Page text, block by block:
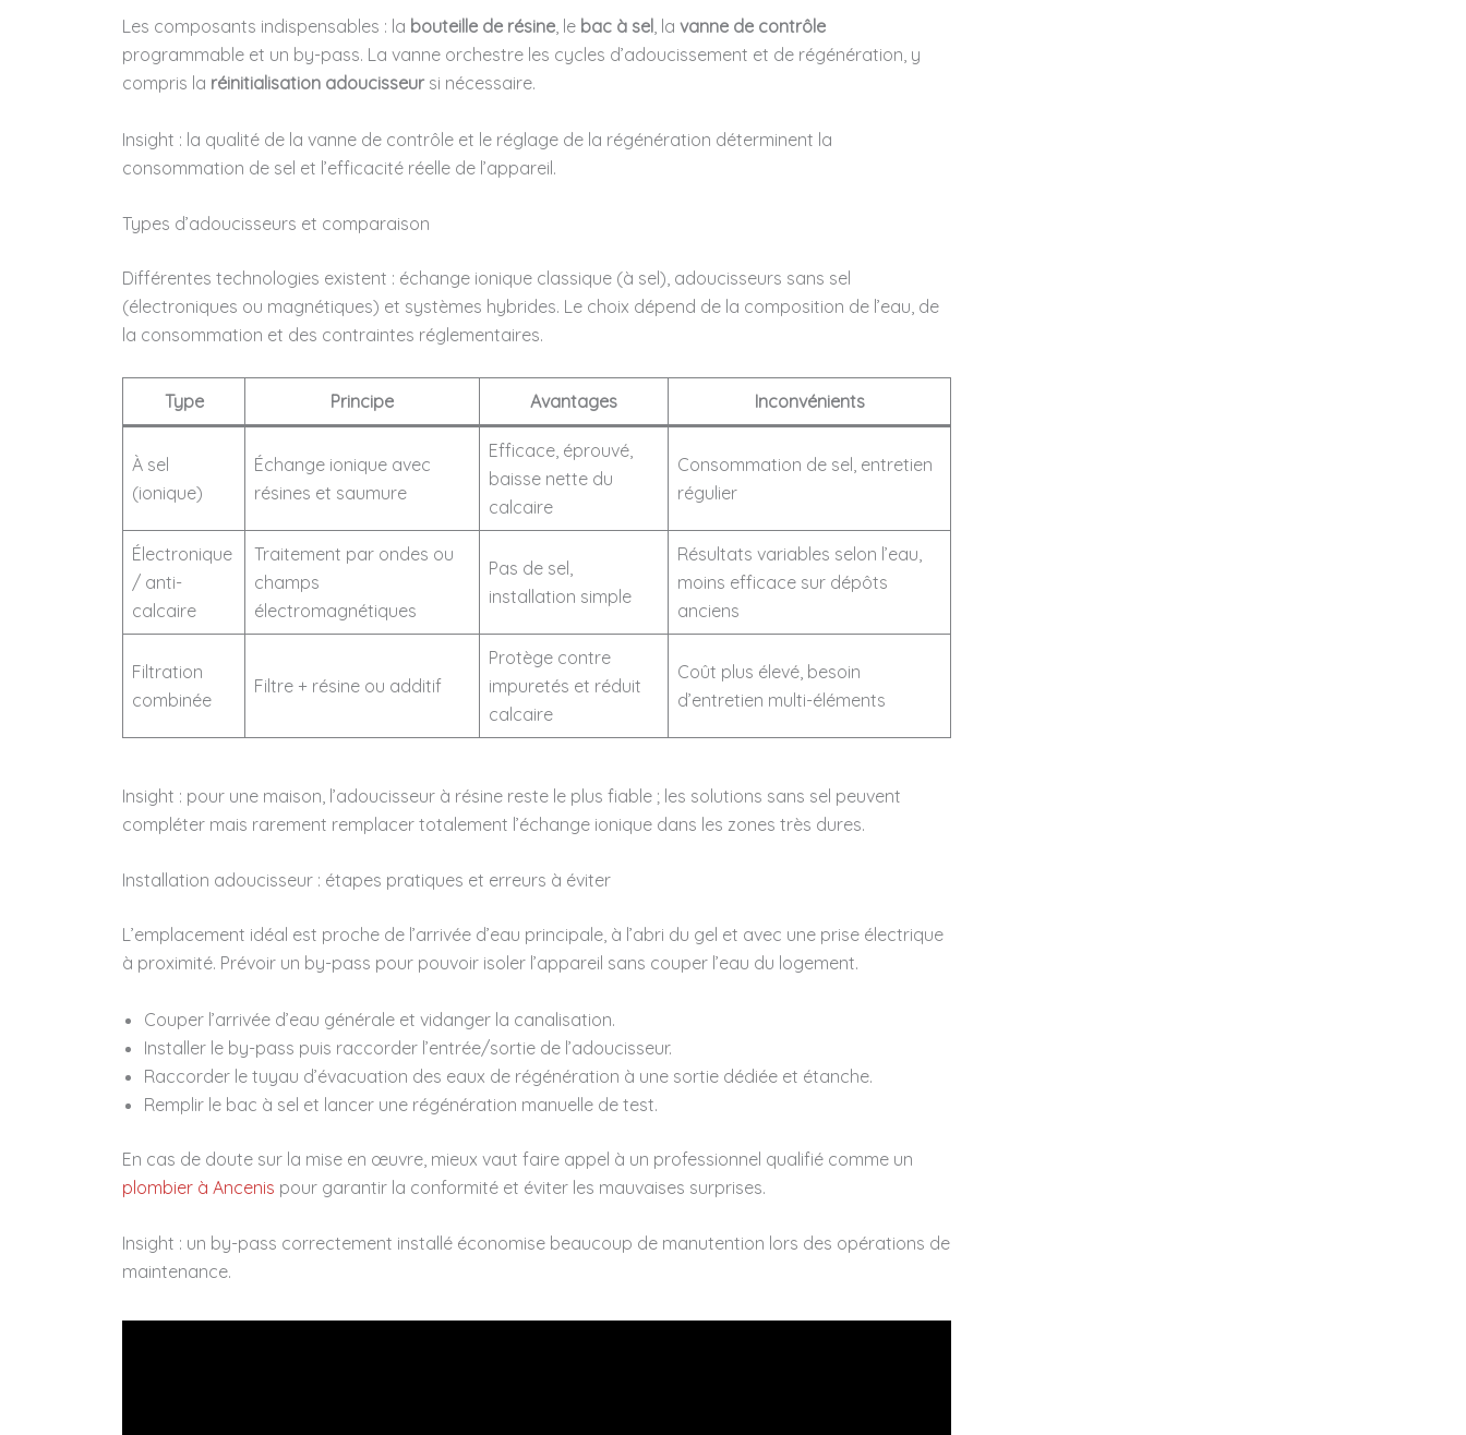
Les composants indispensables : la bouteille de résine , le bac à sel , la vanne de contrôle
programmable et un by-pass. La vanne orchestre les cycles d’adoucissement et de régénération, y
compris la réinitialisation adoucisseursi nécessaire.
Insight : la qualité de la vanne de contrôle et le réglage de la régénération déterminent la
consommation de sel et l’efficacité réelle de l’appareil.
Types d’adoucisseurs et comparaison
Différentes technologies existent : échange ionique classique (à sel), adoucisseurs sans sel
(électroniques ou magnétiques) et systèmes hybrides. Le choix dépend de la composition de l’eau, de
la consommation et des contraintes réglementaires.
Type Principe Avantages Inconvénients
À sel
(ionique)
Échange ionique avec
résines et saumure
Efficace, éprouvé,
baisse nette du
calcaire
Consommation de sel, entretien
régulier
Électronique
/ anti-
calcaire
Traitement par ondes ou
champs
électromagnétiques
Pas de sel,
installation simple
Résultats variables selon l’eau,
moins efficace sur dépôts
anciens
Filtration
combinée
Filtre + résine ou additif
Protège contre
impuretés et réduit
calcaire
Coût plus élevé, besoin
d’entretien multi-éléments
Insight : pour une maison, l’adoucisseur à résine reste le plus fiable ; les solutions sans sel peuvent
compléter mais rarement remplacer totalement l’échange ionique dans les zones très dures.
Installation adoucisseur : étapes pratiques et erreurs à éviter
L’emplacement idéal est proche de l’arrivée d’eau principale, à l’abri du gel et avec une prise électrique
à proximité. Prévoir un by-pass pour pouvoir isoler l’appareil sans couper l’eau du logement.
Couper l’arrivée d’eau générale et vidanger la canalisation.
Installer le by-pass puis raccorder l’entrée/sortie de l’adoucisseur.
Raccorder le tuyau d’évacuation des eaux de régénération à une sortie dédiée et étanche.
Remplir le bac à sel et lancer une régénération manuelle de test.
En cas de doute sur la mise en œuvre, mieux vaut faire appel à un professionnel qualifié comme un
plombier à Ancenis pour garantir la conformité et éviter les mauvaises surprises.
Insight : un by-pass correctement installé économise beaucoup de manutention lors des opérations de
maintenance.